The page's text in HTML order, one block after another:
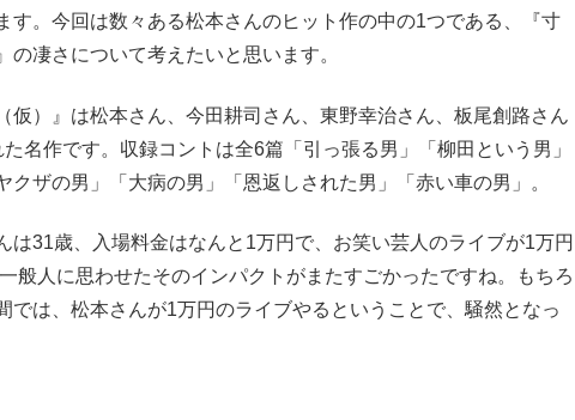
す。今回は数々ある松本さんのヒット作の中の1つである、『寸
の凄さについて考えたいと思います。
）』は松本さん、今田耕司さん、東野幸治さん、板尾創路さん
名作です。収録コントは全6篇「引っ張る男」「柳田という男」
クザの男」「大病の男」「恩返しされた男」「赤い車の男」。
31歳、入場料金はなんと1万円で、お笑い芸人のライブが1万円
般人に思わせたそのインパクトがまたすごかったですね。もちろ
では、松本さんが1万円のライブやるということで、騒然となっ